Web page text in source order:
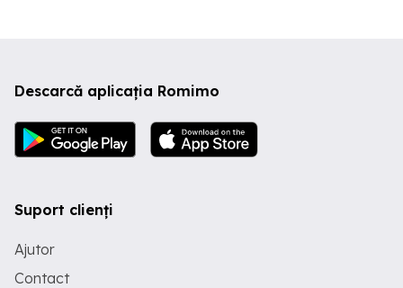
Descarcă aplicația Romimo
Suport clienți
Ajutor
Contact